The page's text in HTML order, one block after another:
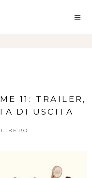
11: TRAILER,
DI USCITA